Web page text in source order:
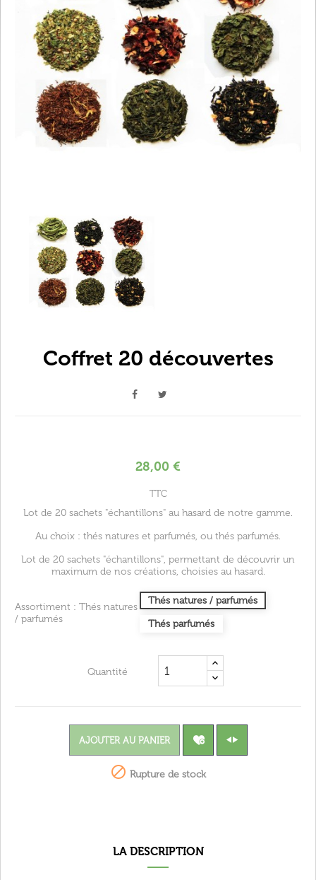
Coffret 20 découvertes
28,00 €
TTC
Lot de 20 sachets "échantillons" au hasard de notre gamme.
Au choix : thés natures et parfumés, ou thés parfumés.
Lot de 20 sachets "échantillons", permettant de découvrir un
maximum de nos créations, choisies au hasard.
Assortiment : Thés natures
/ parfumés
Thés natures / parfumés
Thés parfumés
Quantité
AJOUTER AU PANIER
 Rupture de stock
LA DESCRIPTION